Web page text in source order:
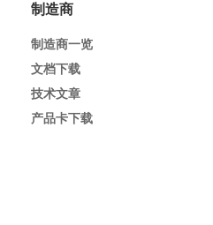
制造商
制造商一览
文档下载
技术文章
产品卡下载